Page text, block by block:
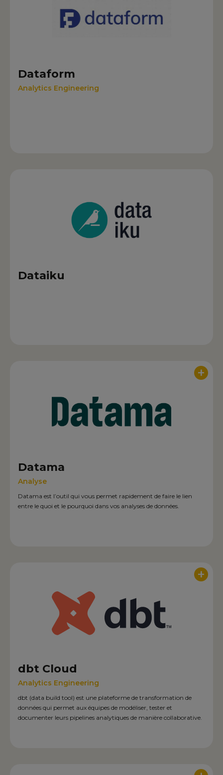
Dataform
Analytics Engineering
Dataiku
+
Datama
Analyse
Datama est l’outil qui vous permet rapidement de faire le lien
entre le quoi et le pourquoi dans vos analyses de données.
+
dbt Cloud
Analytics Engineering
dbt (data build tool) est une plateforme de transformation de
données qui permet aux équipes de modéliser, tester et
documenter leurs pipelines analytiques de manière collaborative.